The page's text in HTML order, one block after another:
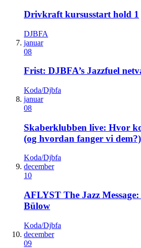
Drivkraft kursusstart hold 1
DJBFA
januar
08
Frist: DJBFA’s Jazzfuel
Koda/Djbfa
januar
08
Skaberklubben live: Hvor
(og hvordan fanger vi dem?)
Koda/Djbfa
december
10
AFLYST The Jazz
Bülow
Koda/Djbfa
december
09